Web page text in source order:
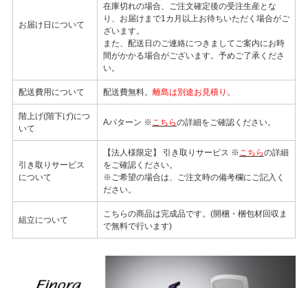
お届け日について
在庫切れの場合、ご注文確定後の受注生産とな
り、お届けまで1カ月以上お待ちいただく場合がご
ざいます。
また、配送日のご連絡につきましてご案内にお時
間がかかる場合がございます。予めご了承くださ
い。
配送費用について 配送費無料。 離島は別途お見積り。
階上げ(階下げ)につ
いて
Aパターン ※こちらの詳細をご確認ください。
引き取りサービス
について
【法人様限定】 引き取りサービス ※こちらの詳細
をご確認ください。
※ご希望の場合は、ご注文時の備考欄にご記入く
ださい。
組立について
こちらの商品は完成品です。(開梱・梱包材回収ま
で無料で行います)